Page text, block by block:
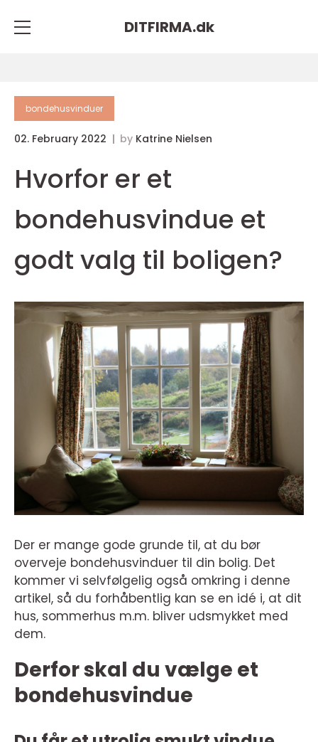
DITFIRMA.dk
bondehusvinduer
02. February 2022 by Katrine Nielsen
Hvorfor er et
bondehusvindue et
godt valg til boligen?
Der er mange gode grunde til, at du bør
overveje bondehusvinduer til din bolig. Det
kommer vi selvfølgelig også omkring i denne
artikel, så du forhåbentlig kan se en idé i, at dit
hus, sommerhus m.m. bliver udsmykket med
dem.
Derfor skal du vælge et
bondehusvindue